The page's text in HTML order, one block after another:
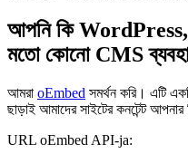
আপনি কি
মতো কোনো CMS
আমরা oEmbed সমর্থন করি। এটি
ছাড়াই আমাদের সাইটের কনটেন্ট
URL oEmbed API-ja: